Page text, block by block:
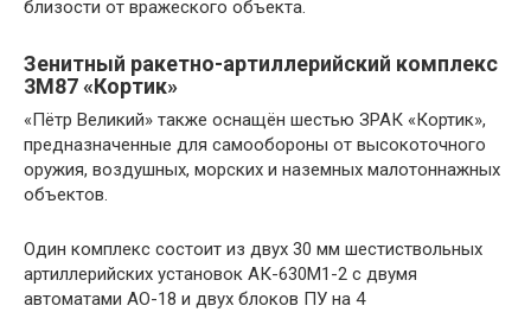
близости от вражеского объекта.
Зенитный ракетно-артиллерийский комплекс
3М87 «Кортик»
«Пётр Великий» также оснащён шестью ЗРАК «Кортик»,
предназначенные для самообороны от высокоточного
оружия, воздушных, морских и наземных малотоннажных
объектов.
Один комплекс состоит из двух 30 мм шестиствольных
артиллерийских установок АК-630М1-2 с двумя
автоматами АО-18 и двух блоков ПУ на 4